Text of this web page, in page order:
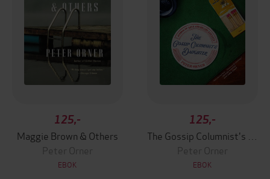
125,-
Maggie Brown & Others
Peter Orner
EBOK
125,-
Peter Orner
EBOK